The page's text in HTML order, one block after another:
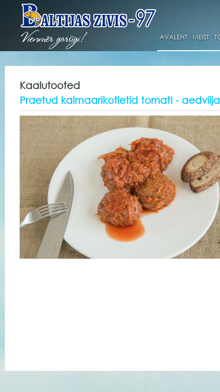
AVALEHT MEIST
Kaalutooted
Praetud kalmaarikotletid tomati -